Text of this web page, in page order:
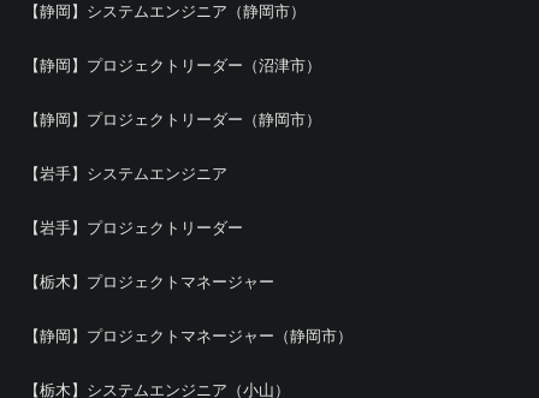
【静岡】システムエンジニア（静岡市）
【静岡】プロジェクトリーダー（沼津市）
【静岡】プロジェクトリーダー（静岡市）
【岩手】システムエンジニア
【岩手】プロジェクトリーダー
【栃木】プロジェクトマネージャー
【静岡】プロジェクトマネージャー（静岡市）
【栃木】システムエンジニア（小山）